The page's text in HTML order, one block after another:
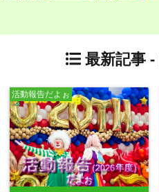
最新記事 -
活動報告だよぉ